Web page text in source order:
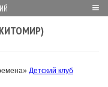
≡
Детский клуб